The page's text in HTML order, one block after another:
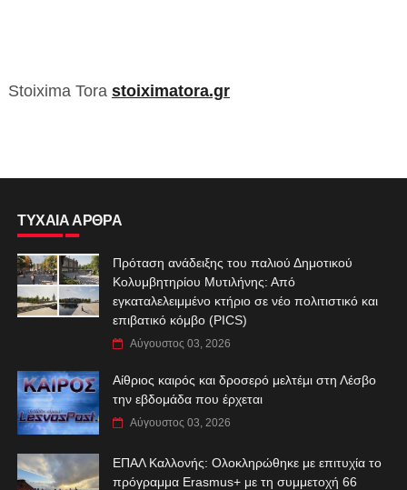
Stoixima Tora stoiximatora.gr
ΤΥΧΑΙΑ ΑΡΘΡΑ
Πρόταση ανάδειξης του παλιού Δημοτικού
Κολυμβητηρίου Μυτιλήνης: Από
εγκαταλελειμμένο κτήριο σε νέο πολιτιστικό και
επιβατικό κόμβο (PICS)
Αύγουστος 03, 2026
Αίθριος καιρός και δροσερό μελτέμι στη Λέσβο
την εβδομάδα που έρχεται
Αύγουστος 03, 2026
ΕΠΑΛ Καλλονής: Ολοκληρώθηκε με επιτυχία το
πρόγραμμα Erasmus+ με τη συμμετοχή 66